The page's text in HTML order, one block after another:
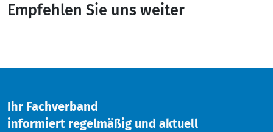
Empfehlen Sie uns weiter
Ihr Fachverband
informiert regelmäßig und aktuell